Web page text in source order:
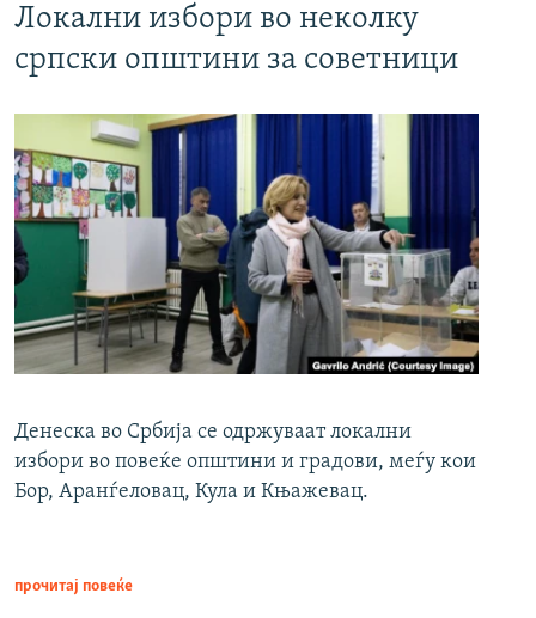
Локални избори во неколку
српски општини за советници
Денеска во Србија се одржуваат локални
избори во повеќе општини и градови, меѓу кои
Бор, Аранѓеловац, Кула и Књажевац.
прочитај повеќе